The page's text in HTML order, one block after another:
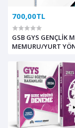
700,00TL
GSB GYS GENÇLİK
MEMURU/YURT
DENEME